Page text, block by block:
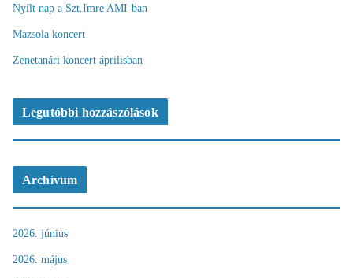
Nyílt nap a Szt.Imre AMI-ban
Mazsola koncert
Zenetanári koncert áprilisban
Legutóbbi hozzászólások
Archívum
2026. június
2026. május